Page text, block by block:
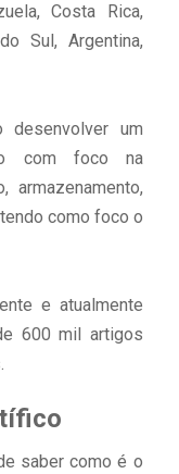
Costa Rica,
Sul, Argentina,
desenvolver um
com foco na
armazenamento,
como foco o
e atualmente
600 mil artigos
saber como é o